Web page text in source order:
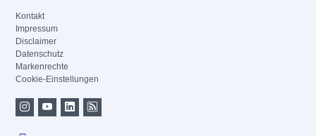
Kontakt
Impressum
Disclaimer
Datenschutz
Markenrechte
Cookie-Einstellungen